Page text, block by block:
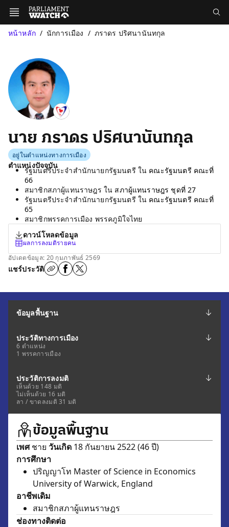
หน้าหลัก นักการเมือง ภราดร ปริศนานันทกุล
นาย ภราดร ปริศนานันทกุล
อยู่ในตำแหน่งทางการเมือง
ตำแหน่งปัจจุบัน
รัฐมนตรีประจำสำนักนายกรัฐมนตรี ใน คณะรัฐมนตรี คณะที่
66
สมาชิกสภาผู้แทนราษฎร ใน สภาผู้แทนราษฎร ชุดที่ 27
รัฐมนตรีประจำสำนักนายกรัฐมนตรี ใน คณะรัฐมนตรี คณะที่
65
สมาชิกพรรคการเมือง พรรคภูมิใจไทย
ดาวน์โหลดข้อมูล
ผลการลงมติรายคน
อัปเดตข้อมูล: 20 กุมภาพันธ์ 2569
แชร์ประวัติ
ข้อมูลพื้นฐาน
ประวัติทางการเมือง
6 ตำแหน่ง
1 พรรคการเมือง
ประวัติการลงมติ
เห็นด้วย 148 มติ
ไม่เห็นด้วย 16 มติ
ลา / ขาดลงมติ 31 มติ
ข้อมูลพื้นฐาน
เพศชาย วันเกิด 18 กันยายน 2522 (46 ปี)
การศึกษา
ปริญญาโท Master of Science in Economics
University of Warwick, England
อาชีพเดิม
สมาชิกสภาผู้แทนราษฎร
ช่องทางติดต่อ